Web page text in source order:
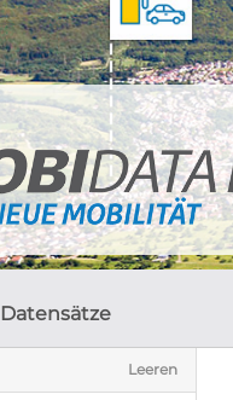
Datensätze
Leeren